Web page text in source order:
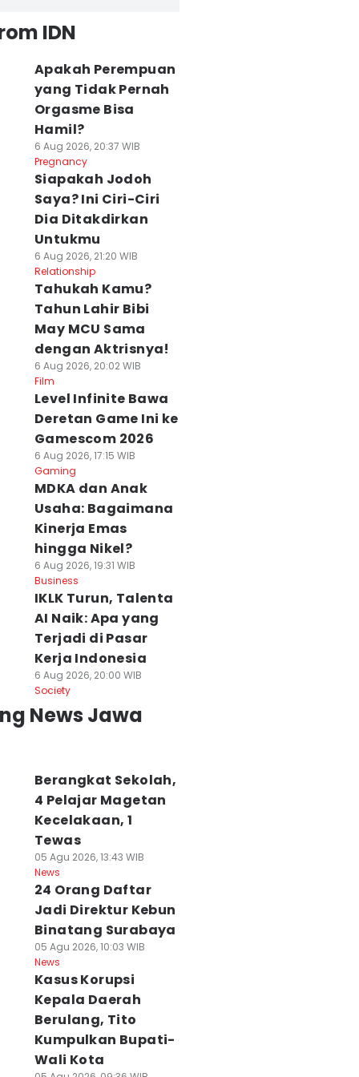
IDN
Apakah Perempuan
yang Tidak Pernah
Orgasme Bisa
Hamil?
6 Aug 2026, 20:37 WIB
Pregnancy
Siapakah Jodoh
Saya? Ini Ciri-Ciri
Dia Ditakdirkan
Untukmu
6 Aug 2026, 21:20 WIB
Relationship
Tahukah Kamu?
Tahun Lahir Bibi
May MCU Sama
dengan Aktrisnya!
6 Aug 2026, 20:02 WIB
Film
Level Infinite Bawa
Deretan Game Ini ke
Gamescom 2026
6 Aug 2026, 17:15 WIB
Gaming
MDKA dan Anak
Usaha: Bagaimana
Kinerja Emas
hingga Nikel?
6 Aug 2026, 19:31 WIB
Business
IKLK Turun, Talenta
AI Naik: Apa yang
Terjadi di Pasar
Kerja Indonesia
6 Aug 2026, 20:00 WIB
Society
News Jawa
Berangkat Sekolah,
4 Pelajar Magetan
Kecelakaan, 1
Tewas
05 Agu 2026, 13:43 WIB
News
24 Orang Daftar
Jadi Direktur Kebun
Binatang Surabaya
05 Agu 2026, 10:03 WIB
News
Kasus Korupsi
Kepala Daerah
Berulang, Tito
Kumpulkan Bupati-
Wali Kota